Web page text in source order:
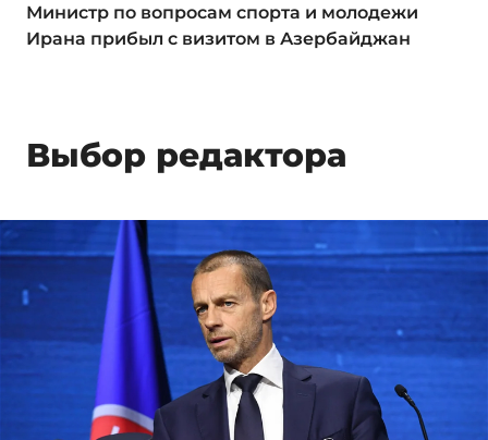
Министр по вопросам спорта и молодежи
Ирана прибыл с визитом в Азербайджан
Выбор редактора